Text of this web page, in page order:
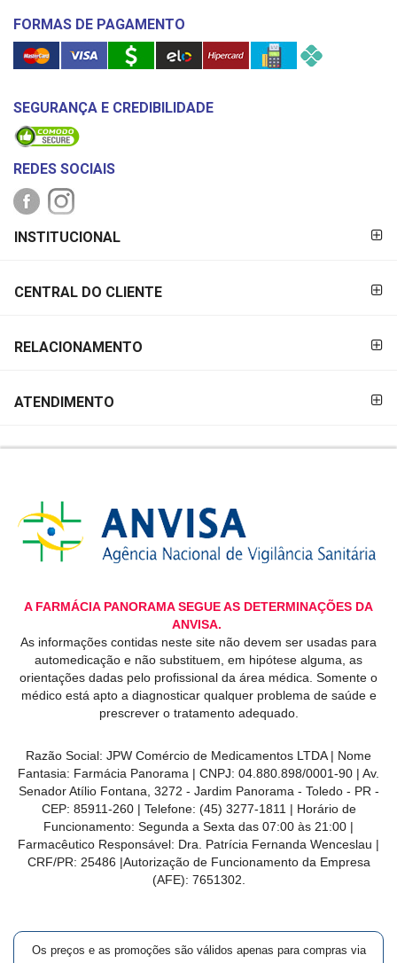
FORMAS DE PAGAMENTO
SEGURANÇA E CREDIBILIDADE
REDES SOCIAIS
PAGAMENTO
INSTITUCIONAL
CENTRAL DO CLIENTE
RELACIONAMENTO
ATENDIMENTO
A FARMÁCIA PANORAMA SEGUE AS DETERMINAÇÕES DA
ANVISA.
As informações contidas neste site não devem ser usadas para
automedicação e não substituem, em hipótese alguma, as
orientações dadas pelo profissional da área médica. Somente o
médico está apto a diagnosticar qualquer problema de saúde e
prescrever o tratamento adequado.
Razão Social: JPW Comércio de Medicamentos LTDA | Nome
Fantasia: Farmácia Panorama | CNPJ: 04.880.898/0001-90 | Av.
Senador Atílio Fontana, 3272 - Jardim Panorama - Toledo - PR -
CEP: 85911-260 | Telefone: (45) 3277-1811 | Horário de
Funcionamento: Segunda a Sexta das 07:00 às 21:00 |
Farmacêutico Responsável: Dra. Patrícia Fernanda Wenceslau |
CRF/PR: 25486 |Autorização de Funcionamento da Empresa
(AFE): 7651302.
Os preços e as promoções são válidos apenas para compras via